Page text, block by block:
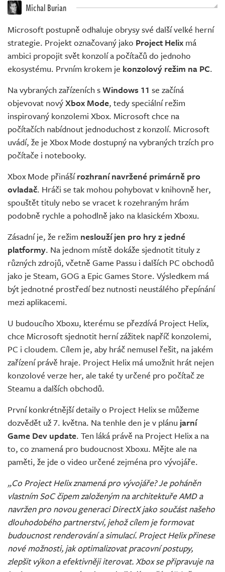
Živě Michal Burian
Microsoft postupně odhaluje obrysy své další velké herní
strategie. Projekt označovaný jako Project Helix má
ambici propojit svět konzolí a počítačů do jednoho
ekosystému. Prvním krokem je konzolový režim na PC.
Na vybraných zařízeních sWindows 11 se začíná
objevovat novýXbox Mode, tedy speciální režim
inspirovaný konzolemi Xbox. Microsoft chce na
počítačích nabídnout jednoduchost z konzolí. Microsoft
uvádí, že je Xbox Mode dostupný na vybraných trzích pro
počítače i notebooky.
Xbox Mode přinášírozhraní navržené primárně pro
ovladač. Hráči se tak mohou pohybovat v knihovně her,
spouštět tituly nebo se vracet k rozehraným hrám
podobně rychle a pohodlně jako na klasickém Xboxu.
Zásadní je, že režim neslouží jen pro hry z jedné
platformy. Na jednom místě dokáže sjednotit tituly z
různých zdrojů, včetně Game Passu i dalších PC obchodů
jako je Steam, GOG a Epic Games Store. Výsledkem má
být jednotné prostředí bez nutnosti neustálého přepínání
mezi aplikacemi.
U budoucího Xboxu, kterému se přezdívá Project Helix,
chce Microsoft sjednotit herní zážitek napříč konzolemi,
PC i cloudem. Cílem je, aby hráč nemusel řešit, na jakém
zařízení právě hraje. Project Helix má umožnit hrát nejen
konzolové verze her, ale také ty určené pro počítač ze
Steamu a dalších obchodů.
První konkrétnější detaily o Project Helix se můžeme
dozvědět už 7. května. Na tenhle den je v plánu jarní
Game Dev update. Ten láká právě na Project Helix a na
to, co znamená pro budoucnost Xboxu. Mějte ale na
paměti, že jde o video určené zejména pro vývojáře.
„Co Project Helix znamená pro vývojáře? Je poháněn
vlastním SoC čipem založeným na architektuře AMD a
navržen pro novou generaci DirectX jako součást našeho
dlouhodobého partnerství, jehož cílem je formovat
budoucnost renderování a simulací. Project Helix přinese
nové možnosti, jak optimalizovat pracovní postupy,
zlepšit výkon a efektivněji iterovat. Xbox se připravuje na